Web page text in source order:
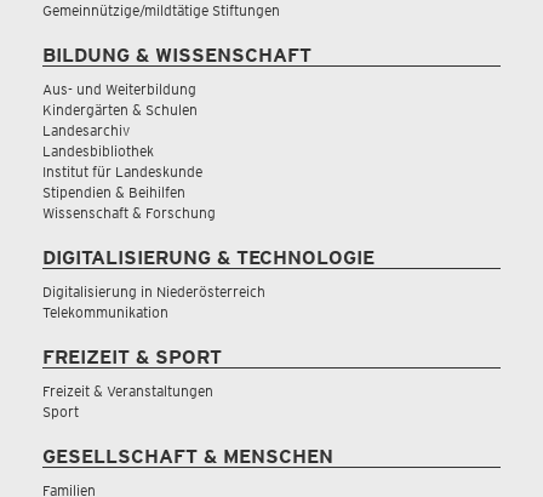
Gemeinnützige/mildtätige Stiftungen
BILDUNG & WISSENSCHAFT
Aus- und Weiterbildung
Kindergärten & Schulen
Landesarchiv
Landesbibliothek
Institut für Landeskunde
Stipendien & Beihilfen
Wissenschaft & Forschung
DIGITALISIERUNG & TECHNOLOGIE
Digitalisierung in Niederösterreich
Telekommunikation
FREIZEIT & SPORT
Freizeit & Veranstaltungen
Sport
GESELLSCHAFT & MENSCHEN
Familien